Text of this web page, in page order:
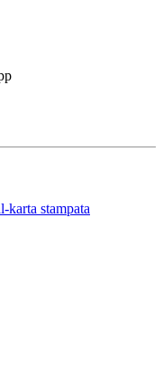
karta stampata